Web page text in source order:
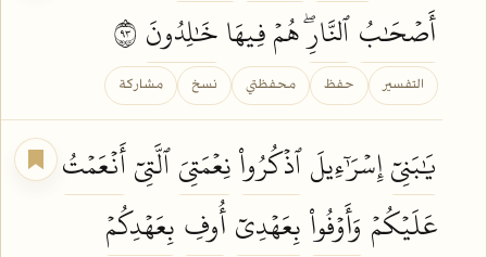
أَصۡحَٰبُٱلنَّارِۖهُمۡ فِيهَاخَٰلِدُونَ
التفسير حفظ محفظتي نسخ مشاركة
يَٰبَنِيٓإِسۡرَٰٓءِيلَٱذۡكُرُواْنِعۡمَتِيَٱلَّتِيٓأَنۡعَمۡتُ
عَلَيۡكُمۡ وَأَوۡفُواْ بِعَهۡدِيٓأُوفِ بِعَهۡدِكُمۡ